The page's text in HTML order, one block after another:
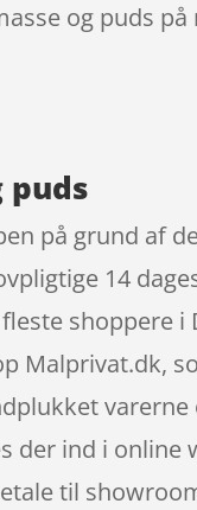
og puds
puds
på grund af
14
shoppere i
Malprivat.dk,
der ind i online
til